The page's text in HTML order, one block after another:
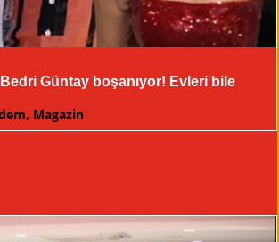
Güntay boşanıyor! Evleri bile
, Magazin